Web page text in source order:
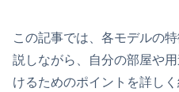
この記事では、各モデルの
説しながら、自分の部屋や
けるためのポイントを詳しく